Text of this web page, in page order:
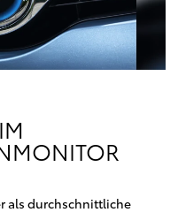
als durchschnittliche